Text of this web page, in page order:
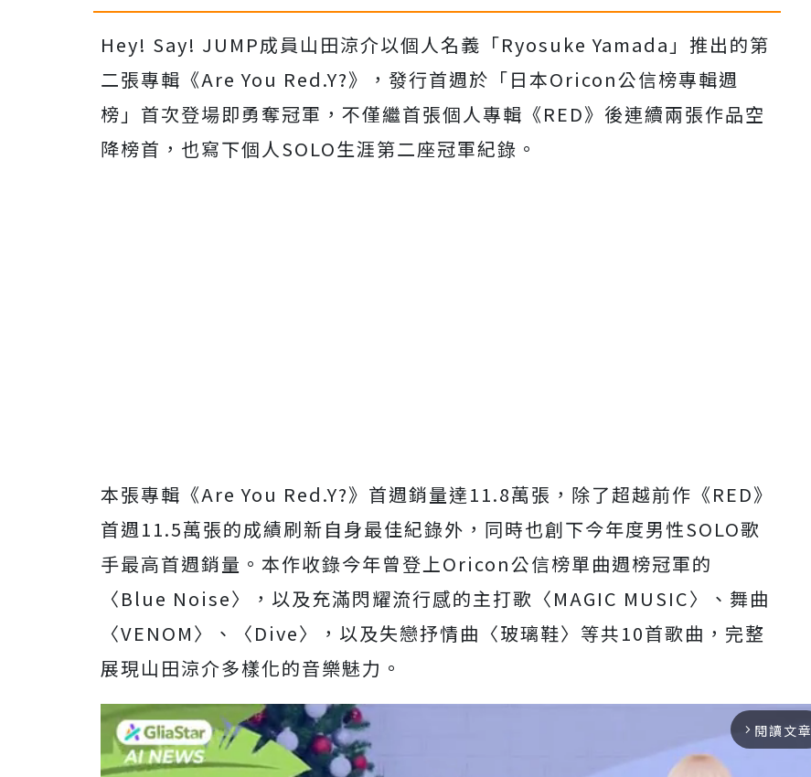
Hey! Say! JUMP成員山田涼介以個人名義「Ryosuke Yamada」推出的第
二張專輯《Are You Red.Y?》，發行首週於「日本Oricon公信榜專輯週
榜」首次登場即勇奪冠軍，不僅繼首張個人專輯《RED》後連續兩張作品空
降榜首，也寫下個人SOLO生涯第二座冠軍紀錄。
本張專輯《Are You Red.Y?》首週銷量達11.8萬張，除了超越前作《RED》
首週11.5萬張的成績刷新自身最佳紀錄外，同時也創下今年度男性SOLO歌
手最高首週銷量。本作收錄今年曾登上Oricon公信榜單曲週榜冠軍的
〈Blue Noise〉，以及充滿閃耀流行感的主打歌〈MAGIC MUSIC〉、舞曲
〈VENOM〉、〈Dive〉，以及失戀抒情曲〈玻璃鞋〉等共10首歌曲，完整
展現山田涼介多樣化的音樂魅力。
arrow_forward_ios 閱讀文章